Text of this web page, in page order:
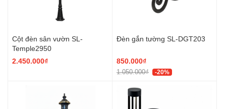
Cột đèn sân vườn SL-
Temple2950
2.450.000₫
Đèn gắn tường SL-DGT203
850.000₫
1.050.000₫ -20%